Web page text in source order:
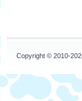
Copyright © 2010-